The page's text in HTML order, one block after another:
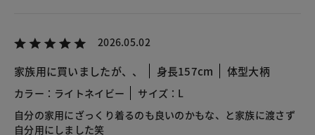
2026.05.02
家族用に買いましたが、、 身長157cm 体型大柄
カラー：ライトネイビー
サイズ：L
自分の家用にざっくり着るのも良いのかもな、と家族に渡さず
自分用にしました笑